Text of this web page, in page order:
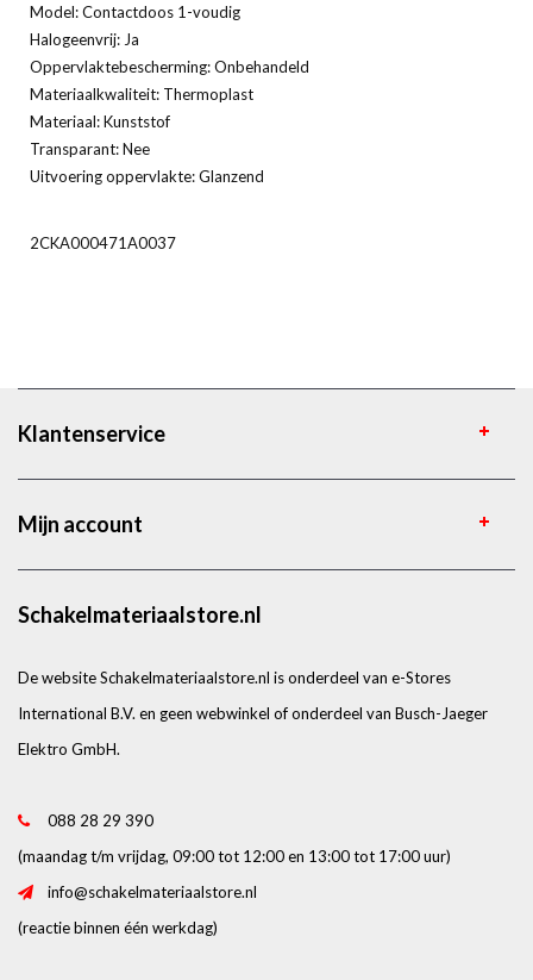
Model: Contactdoos 1-voudig
Halogeenvrij: Ja
Oppervlaktebescherming: Onbehandeld
Materiaalkwaliteit: Thermoplast
Materiaal: Kunststof
Transparant: Nee
Uitvoering oppervlakte: Glanzend
2CKA000471A0037
Klantenservice
Mijn account
Schakelmateriaalstore.nl
De website Schakelmateriaalstore.nl is onderdeel van e-Stores
International B.V. en geen webwinkel of onderdeel van Busch-Jaeger
Elektro GmbH.
088 28 29 390
(maandag t/m vrijdag, 09:00 tot 12:00 en 13:00 tot 17:00 uur)
info@schakelmateriaalstore.nl
(reactie binnen één werkdag)